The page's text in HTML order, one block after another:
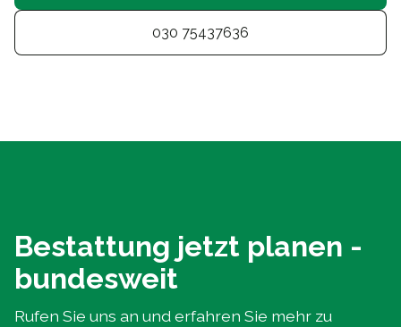
030 75437636
Bestattung jetzt planen -
bundesweit
Rufen Sie uns an und erfahren Sie mehr zu